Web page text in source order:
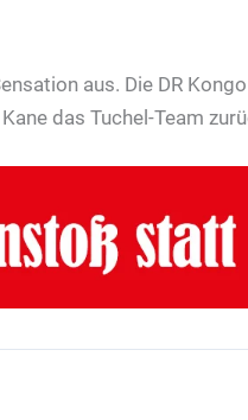
aus. Die DR
das Tuchel-Team